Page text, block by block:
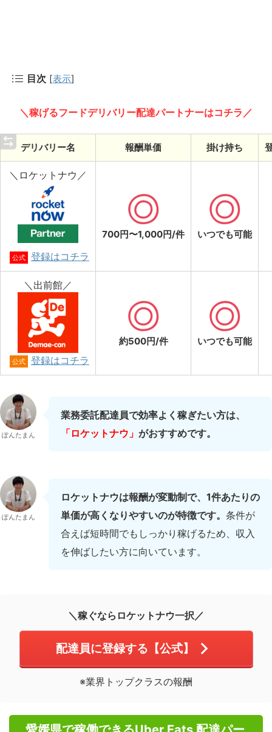
目次 [表示]
＼稼げるフードデリバリー配達パートナーはコチラ／
デリバリー名 報酬単価 掛け持ち
＼ロケットナウ／
公式 登録はコチラ
700円〜1,000円/件 いつでも可能
＼出前館／
公式 登録はコチラ
約500円/件 いつでも可能
ぽんたまん
業務委託配達員で効率よく稼ぎたい方は、
「ロケットナウ」 がおすすめです。
ぽんたまん
ロケットナウは報酬が変動制で、1件あたりの
単価が高くなりやすいのが特徴です。 条件が
合えば短時間でもしっかり稼げるため、収入
を伸ばしたい方に向いています。
＼稼ぐならロケットナウ一択／
配達員に登録する【公式】
※業界トップクラスの報酬